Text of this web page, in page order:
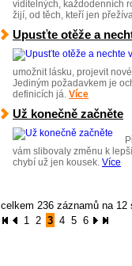
viditelných, každodenních
žijí, od těch, kteří jen
Upusťte otěže a
umožnit lásku, projevit
Jediným požadavkem je
definicích já. Více
Už konečně začněte
vám slibovaly změnu k
chybí už jen kousek. Více
celkem 236 záznamů na 12
1 2 3 4 5 6